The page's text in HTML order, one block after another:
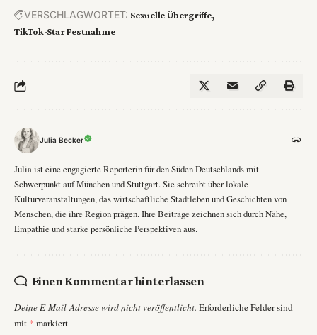
VERSCHLAGWORTET: Sexuelle Übergriffe
TikTok-Star Festnahme
Julia Becker
Julia ist eine engagierte Reporterin für den Süden Deutschlands mit
Schwerpunkt auf München und Stuttgart. Sie schreibt über lokale
Kulturveranstaltungen, das wirtschaftliche Stadtleben und Geschichten von
Menschen, die ihre Region prägen. Ihre Beiträge zeichnen sich durch Nähe,
Empathie und starke persönliche Perspektiven aus.
Einen Kommentar hinterlassen
Deine E-Mail-Adresse wird nicht veröffentlicht. Erforderliche Felder sind
mit * markiert